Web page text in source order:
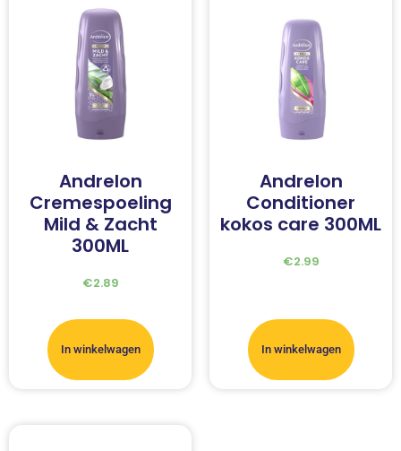
Andrelon
Cremespoeling
Mild & Zacht
300ML
€2.89
In winkelwagen
Andrelon
Conditioner
kokos care 300ML
€2.99
In winkelwagen